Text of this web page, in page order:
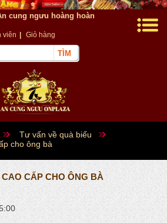
cung ngưu hoàng hoàn
viên Giỏ hàng
Tư vấn về quà biếu
cho ông bà
CẤP CHO ÔNG BÀ